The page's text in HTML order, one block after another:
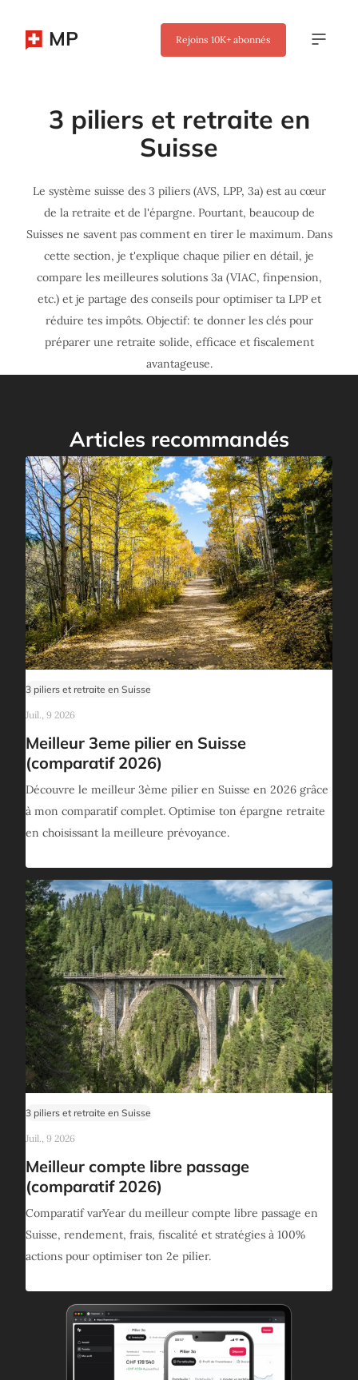
MP Rejoins 10K+ abonnés
3 piliers et retraite en
Suisse
Le système suisse des 3 piliers (AVS, LPP, 3a) est au cœur
de la retraite et de l'épargne. Pourtant, beaucoup de
Suisses ne savent pas comment en tirer le maximum. Dans
cette section, je t'explique chaque pilier en détail, je
compare les meilleures solutions 3a (VIAC, finpension,
etc.) et je partage des conseils pour optimiser ta LPP et
réduire tes impôts. Objectif: te donner les clés pour
préparer une retraite solide, efficace et fiscalement
avantageuse.
Articles recommandés
3 piliers et retraite en Suisse
Juil., 9 2026
Meilleur 3eme pilier en Suisse
(comparatif 2026)
Découvre le meilleur 3ème pilier en Suisse en 2026 grâce
à mon comparatif complet. Optimise ton épargne retraite
en choisissant la meilleure prévoyance.
3 piliers et retraite en Suisse
Juil., 9 2026
Meilleur compte libre passage
(comparatif 2026)
Comparatif varYear du meilleur compte libre passage en
Suisse, rendement, frais, fiscalité et stratégies à 100%
actions pour optimiser ton 2e pilier.